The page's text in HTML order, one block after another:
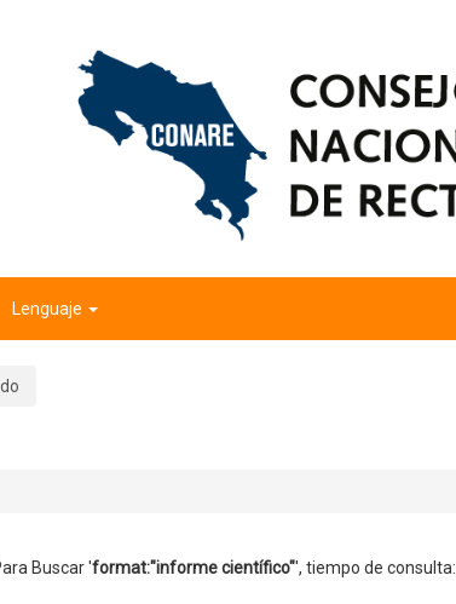
Lenguaje
Buscar 'format:"informe científico"', tiempo de consulta: